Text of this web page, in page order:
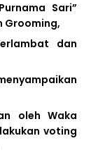
Sari”
Grooming,
dan
oleh Waka
voting